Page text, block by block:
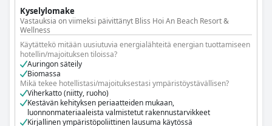
paperista tai jolle on myönnetty ympäristömerkki.
Jätteet erotellaan vähintään kolmeen luokkaan
Kierrätysastiat vierashuoneissa
Ei kertakäyttömukeja/-laseja, -lautasia ja -ruokailuvälineitä.
Orgaaninen jäte kompostoidaan
Nollaenergiarakennus (nolla nettoenergiankulutus vuositasolla).
Nollahukka (jätteettömyys) hotelli/majoituspaikka
Automaattinen järjestelmä tai avainkortti, joka sammuttaa valot ja
sähkölaitteet, kun vieraat poistuvat huoneesta.
Ilmastointi ja lämmitys kytkeytyvät automaattisesti pois päältä,
kun ikkunat ovat auki.
Suurin osa aterioiden valmistuksessa käytetyistä ainesosista on
He ovat luopuneet kertakäyttöisistä kylpyhuonetarvikkeista ja
keskittyvät ruokahävikin vähentämiseen sekä paikallisten
yhteisöjen tukemiseen.
Kyselylomake
Vastauksia on viimeksi päivittänyt Bliss Hoi An Beach Resort &
Wellness
Käytättekö mitään uusiutuvia energialähteitä energian tuottamiseen
hotellin/majoituksen tiloissa?
Auringon säteily
Biomassa
Mikä tekee hotellistasi/majoituksestasi ympäristöystävällisen?
Viherkatto (niitty, ruoho)
Kestävän kehityksen periaatteiden mukaan,
luonnonmateriaaleista valmistetut rakennustarvikkeet
Kirjallinen ympäristöpoliittinen lausuma käytössä